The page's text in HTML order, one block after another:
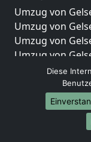
Umzug von
Umzug von
Umzug von
Umzug von
Umzug von
Umzug von
Umzug von
und
Umzug von
Diese